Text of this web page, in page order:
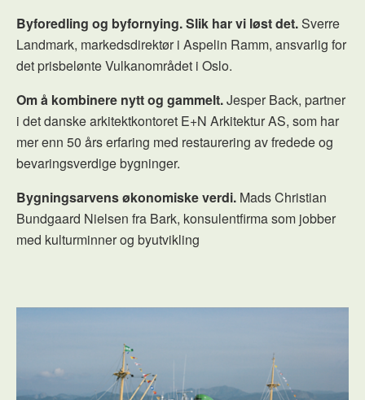
Byforedling og byfornying. Slik har vi løst det.Sverre
Landmark, markedsdirektør i Aspelin Ramm, ansvarlig for
det prisbelønte Vulkanområdet i Oslo.
Om å kombinere nytt og gammelt.Jesper Back, partner
i det danske arkitektkontoret E+N Arkitektur AS, som har
mer enn 50 års erfaring med restaurering av fredede og
bevaringsverdige bygninger.
Bygningsarvens økonomiske verdi. Mads Christian
Bundgaard Nielsen fra Bark, konsulentfirma som jobber
med kulturminner og byutvikling